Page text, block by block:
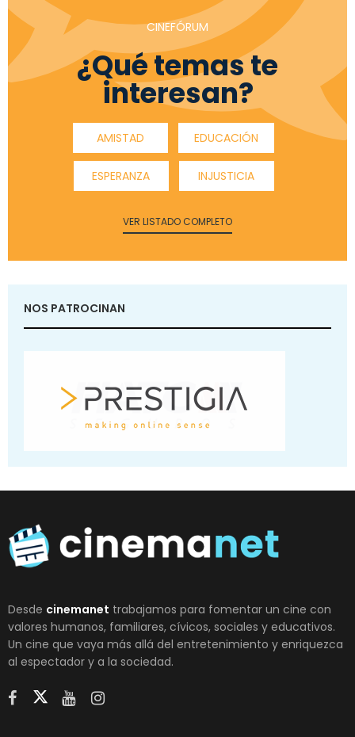
CINEFÓRUM
¿Qué temas te
interesan?
AMISTAD EDUCACIÓN
ESPERANZA INJUSTICIA
VER LISTADO COMPLETO
NOS PATROCINAN
Desde cinemanet trabajamos para fomentar un cine con
valores humanos, familiares, cívicos, sociales y educativos.
Un cine que vaya más allá del entretenimiento y enriquezca
al espectador y a la sociedad.